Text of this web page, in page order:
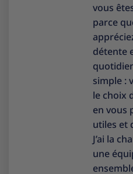
vous
parce
détente
simple :
le choix
en vous
utiles et
J’ai la
une